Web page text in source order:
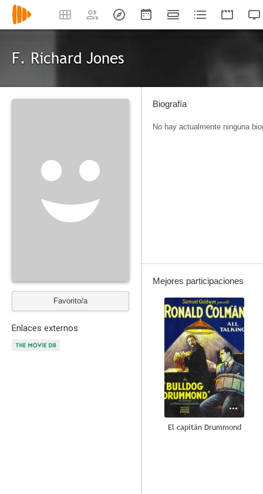
F. Richard Jones
Favorito/a
Enlaces externos
Biografía
No hay actualmente ninguna
Mejores participaciones
--
El capitán Drummond